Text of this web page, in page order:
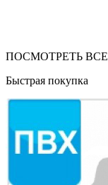
ПОСМОТРЕТЬ ВСЕ
Быстрая покупка